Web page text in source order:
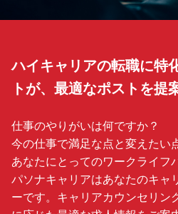
ハイキャリアの転職に特
トが、最適なポストを提
仕事のやりがいは何ですか？
今の仕事で満足な点と変えたい
あなたにとってのワークライフ
パソナキャリアはあなたのキャ
ーです。キャリアカウンセリン